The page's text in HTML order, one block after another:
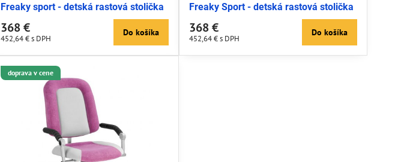
Freaky sport - detská rastová stolička
368 €
452,64 €s DPH
Do košíka
Freaky Sport - detská rastová stolička
368 €
452,64 €s DPH
Do košíka
doprava v cene